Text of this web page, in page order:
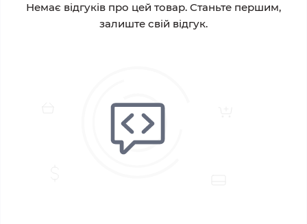
Немає відгуків про цей товар. Станьте першим,
залиште свій відгук.